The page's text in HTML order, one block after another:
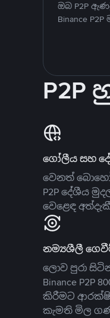
ඔබ P2P
Binance
P2P
ගෝලීය සහ
වෙනත් බොහෝ
P2P දේශීය
වෙළෙඳ
නම්‍යශීලී
ලොව පුරා
Binance
කිරීමට
කැමති මිල